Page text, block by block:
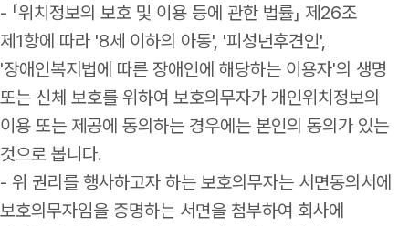
- 「위치정보의 보호 및 이용 등에 관한 법률」 제26조
제1항에 따라 '8세 이하의 아동', '피성년후견인',
'장애인복지법에 따른 장애인에 해당하는 이용자'의 생명
또는 신체 보호를 위하여 보호의무자가 개인위치정보의
이용 또는 제공에 동의하는 경우에는 본인의 동의가 있는
것으로 봅니다.
- 위 권리를 행사하고자 하는 보호의무자는 서면동의서에
보호의무자임을 증명하는 서면을 첨부하여 회사에